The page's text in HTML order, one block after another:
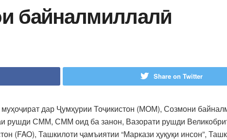
байналмиллалӣ
Share on Twitter
дар Ҷумҳурии Тоҷикистон (МОМ), Созмони
рушди СММ, СММ оид ба занон, Вазорати рушди
(FAO), Ташкилоти ҷамъиятии “Маркази ҳуқуқи инсон”,